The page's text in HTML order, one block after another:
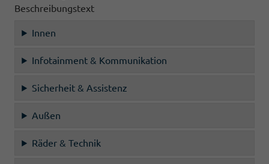
Beschreibungstext
Innen
Infotainment & Kommunikation
Sicherheit & Assistenz
Außen
Räder & Technik